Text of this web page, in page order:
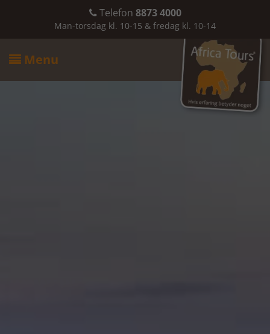
Telefon 8873 4000
Man-torsdag kl. 10-15 & fredag kl. 10-14
 Menu